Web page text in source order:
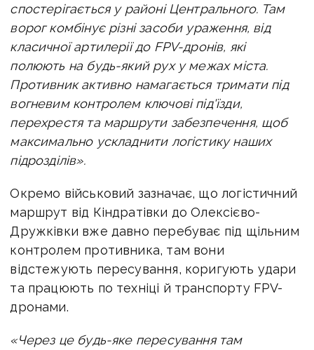
спостерігається у районі Центрального. Там
ворог комбінує різні засоби ураження, від
класичної артилерії до FPV-дронів, які
полюють на будь-який рух у межах міста.
Противник активно намагається тримати під
вогневим контролем ключові під'їзди,
перехрестя та маршрути забезпечення, щоб
максимально ускладнити логістику наших
підрозділів».
Окремо військовий зазначає, що логістичний
маршрут від Кіндратівки до Олексієво-
Дружківки вже давно перебуває під щільним
контролем противника, там вони
відстежують пересування, коригують удари
та працюють по техніці й транспорту FPV-
дронами.
«Через це будь-яке пересування там